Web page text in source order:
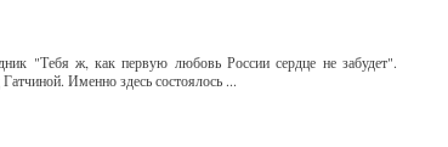
"Тебя ж, как первую любовь России сердце не забудет".
Именно здесь состоялось ...